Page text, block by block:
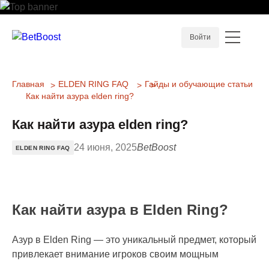
Войти
Главная ELDEN RING FAQ
Гайды и обучающие статьи
Как найти азура elden ring?
Как найти азура elden ring?
ELDEN RING FAQ 24 июня, 2025BetBoost
Как найти азура в Elden Ring?
Азур в Elden Ring — это уникальный предмет, который
привлекает внимание игроков своим мощным